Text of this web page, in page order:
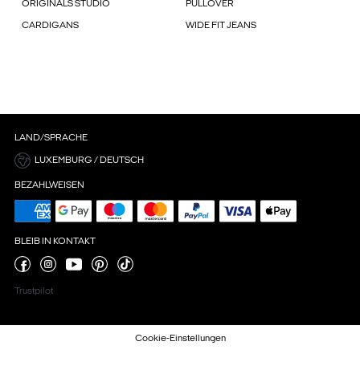
ORIGINALS STUDIO PULLOVER
CARDIGANS WIDE FIT JEANS
LAND/SPRACHE
LUXEMBURG / DEUTSCH
BEZAHLWEISEN
BLEIB IN KONTAKT
Trustpilot
Cookie-Einstellungen